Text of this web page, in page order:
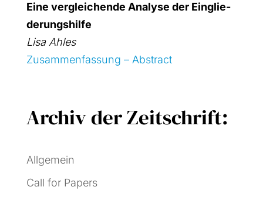
Eine ver­glei­chen­de Ana­ly­se der Ein­glie­
de­rungs­hil­fe
Lisa Ahles
Zusam­men­fas­sung – Abs­tract
Archiv der Zeitschrift:
Allgemein
Call for Papers